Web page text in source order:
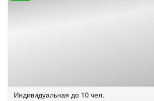
Индивидуальная до 10 чел.